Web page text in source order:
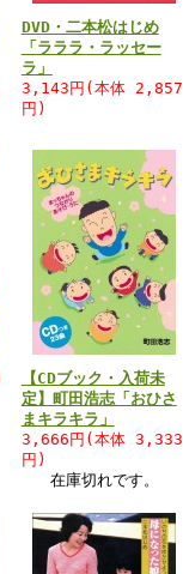
DVD・二本松はじめ
「ラララ・ラッセー
ラ」
3,143円(本体 2,857
円)
【CDブック・入荷未
定】町田浩志「おひさ
まキラキラ」
3,666円(本体 3,333
円)
在庫切れです。